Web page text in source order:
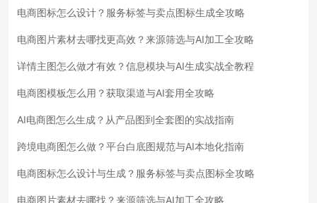
电商图标怎么设计？服务标签与卖点图标生成全攻略
电商图片素材去哪找更高效？来源筛选与AI加工全攻略
详情主图怎么做才有效？信息模块与AI生成实战全教程
电商图模板怎么用？获取渠道与AI套用全攻略
AI电商图怎么生成？从产品图到全套图的实战指南
跨境电商图怎么做？平台白底图规范与AI本地化指南
电商图标怎么设计与生成？服务标签与卖点图标全攻略
电商图片素材去哪找？来源筛选与AI加工全攻略